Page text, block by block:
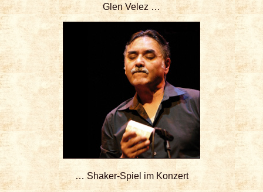
Glen Velez …
… Shaker-Spiel im Konzert